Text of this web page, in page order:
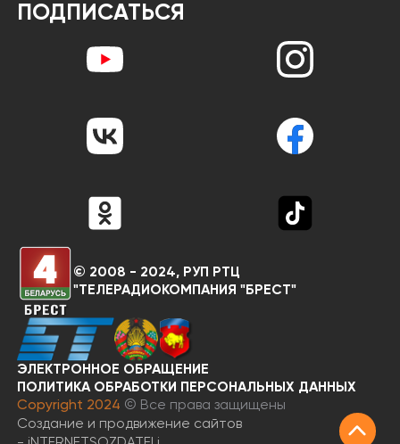
RUBY
ПОДПИСАТЬСЯ
© 2008 - 2024, РУП РТЦ
"ТЕЛЕРАДИОКОМПАНИЯ "БРЕСТ"
ПОЛИТИКА ОБРАБОТКИ ПЕРСОНАЛЬНЫХ ДАННЫХ
ЭЛЕКТРОННОЕ ОБРАЩЕНИЕ
Copyright 2024 © Все права защищены
Создание и продвижение сайтов